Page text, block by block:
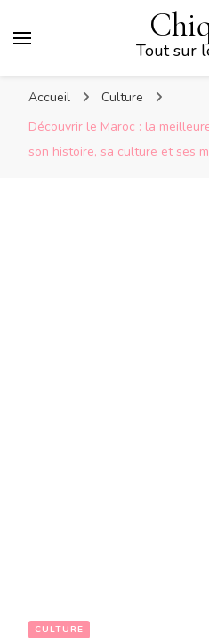
Tout sur
Accueil
Culture
Découvrir le Maroc : la
son histoire, sa culture et ses
CULTURE